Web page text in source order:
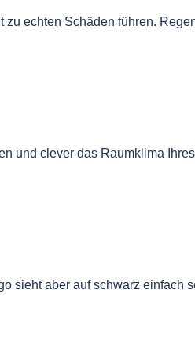
echten Schäden führen.
und clever das Raumklima
sieht aber auf schwarz einfach